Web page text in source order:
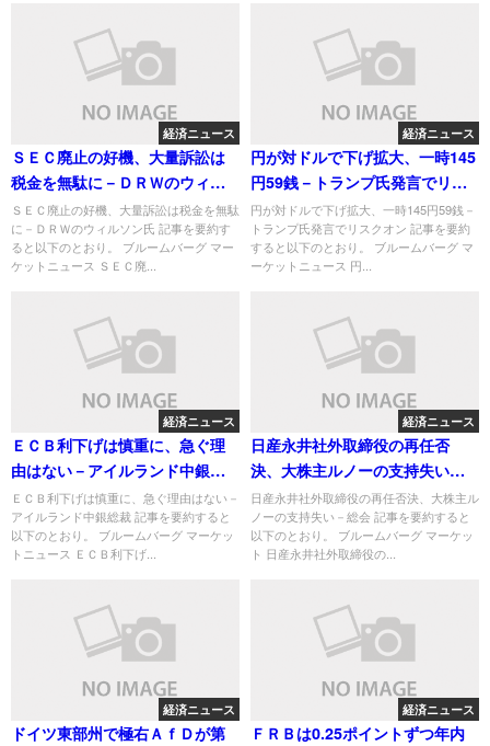
経済ニュース
ＳＥＣ廃止の好機、大量訴訟は
税金を無駄に－ＤＲＷのウィル
ソン氏
ＳＥＣ廃止の好機、大量訴訟は税金を無駄
に－ＤＲＷのウィルソン氏 記事を要約す
ると以下のとおり。 ブルームバーグ マー
ケットニュース ＳＥＣ廃...
経済ニュース
円が対ドルで下げ拡大、一時145
円59銭－トランプ氏発言でリス
クオン
円が対ドルで下げ拡大、一時145円59銭－
トランプ氏発言でリスクオン 記事を要約
すると以下のとおり。 ブルームバーグ マ
ーケットニュース 円...
経済ニュース
ＥＣＢ利下げは慎重に、急ぐ理
由はない－アイルランド中銀総
裁
ＥＣＢ利下げは慎重に、急ぐ理由はない－
アイルランド中銀総裁 記事を要約すると
以下のとおり。 ブルームバーグ マーケッ
トニュース ＥＣＢ利下げ...
経済ニュース
日産永井社外取締役の再任否
決、大株主ルノーの支持失い－
総会
日産永井社外取締役の再任否決、大株主ル
ノーの支持失い－総会 記事を要約すると
以下のとおり。 ブルームバーグ マーケッ
ト 日産永井社外取締役の...
経済ニュース
ドイツ東部州で極右ＡｆＤが第
経済ニュース
ＦＲＢは0.25ポイントずつ年内